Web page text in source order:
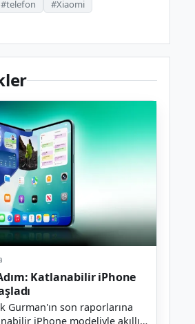
#telefon
#Xiaomi
Katlanabilir iPhone
Gurman'ın son raporlarına
iPhone modeliyle akıllı